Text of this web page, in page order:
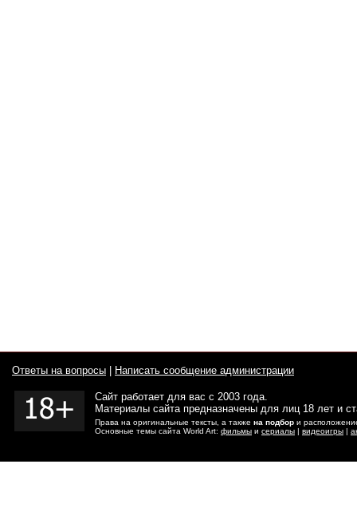
Ответы на вопросы Написать сообщение администрации
Сайт работает для вас с 2003 года.
Материалы сайта предназначены для лиц 18 лет и
Права на оригинальные тексты, а также на подбор и
Основные темы сайта World Art: фильмы и сериалы | видеоигры |